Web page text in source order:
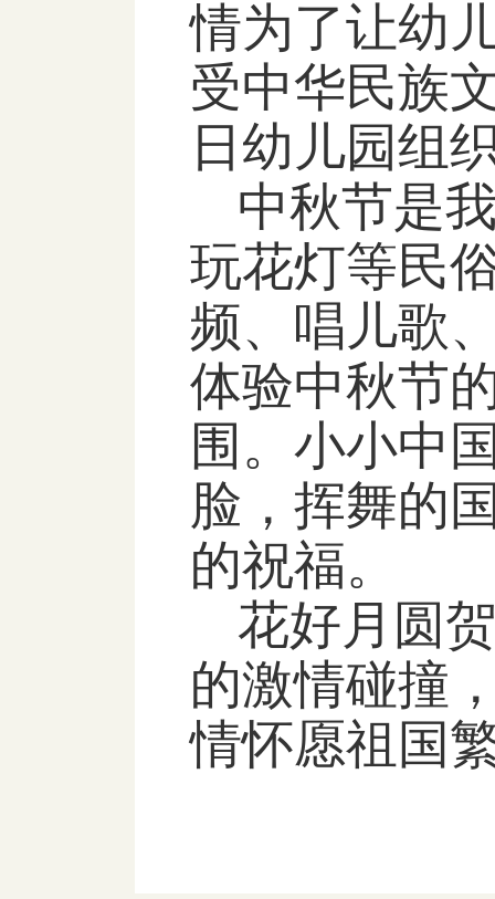
情为了让幼
受中华民族
日幼儿园组
中秋节是
玩花灯等民
频、唱儿歌
体验中秋节
围。小小中
脸，挥舞的
的祝福。
花好月圆
的激情碰撞
情怀愿祖国